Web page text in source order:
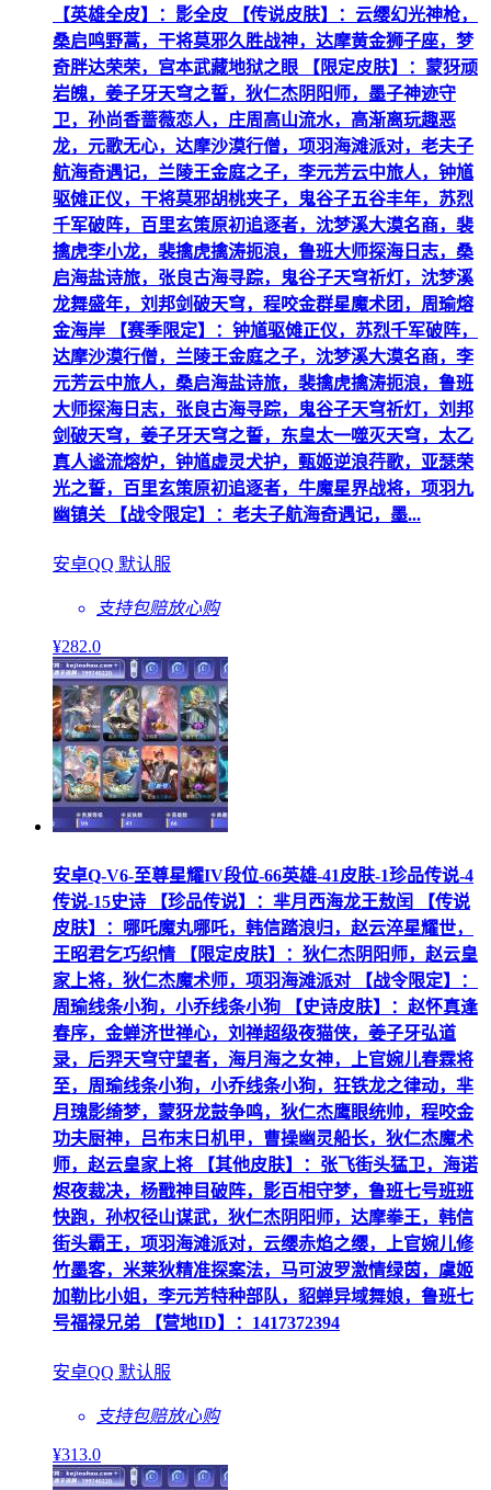
【英雄全皮】：影全皮 【传说皮肤】：云缨幻光神枪，
桑启鸣野蒿，干将莫邪久胜战神，达摩黄金狮子座，梦
奇胖达荣荣，宫本武藏地狱之眼 【限定皮肤】：蒙犽顽
岩魄，姜子牙天穹之誓，狄仁杰阴阳师，墨子神迹守
卫，孙尚香蔷薇恋人，庄周高山流水，高渐离玩趣恶
龙，元歌无心，达摩沙漠行僧，项羽海滩派对，老夫子
航海奇遇记，兰陵王金庭之子，李元芳云中旅人，钟馗
驱傩正仪，干将莫邪胡桃夹子，鬼谷子五谷丰年，苏烈
千军破阵，百里玄策原初追逐者，沈梦溪大漠名商，裴
擒虎李小龙，裴擒虎擒涛扼浪，鲁班大师探海日志，桑
启海盐诗旅，张良古海寻踪，鬼谷子天穹祈灯，沈梦溪
龙舞盛年，刘邦剑破天穹，程咬金群星魔术团，周瑜熔
金海岸 【赛季限定】：钟馗驱傩正仪，苏烈千军破阵，
达摩沙漠行僧，兰陵王金庭之子，沈梦溪大漠名商，李
元芳云中旅人，桑启海盐诗旅，裴擒虎擒涛扼浪，鲁班
大师探海日志，张良古海寻踪，鬼谷子天穹祈灯，刘邦
剑破天穹，姜子牙天穹之誓，东皇太一噬灭天穹，太乙
真人谧流熔炉，钟馗虚灵犬护，甄姬逆浪荇歌，亚瑟荣
光之誓，百里玄策原初追逐者，牛魔星界战将，项羽九
幽镇关 【战令限定】：老夫子航海奇遇记，墨...
安卓QQ 默认服
支持包赔放心购
¥282.0
安卓Q-V6-至尊星耀IV段位-66英雄-41皮肤-1珍品传说-4
传说-15史诗 【珍品传说】：芈月西海龙王敖闰 【传说
皮肤】：哪吒魔丸哪吒，韩信踏浪归，赵云淬星耀世，
王昭君乞巧织情 【限定皮肤】：狄仁杰阴阳师，赵云皇
家上将，狄仁杰魔术师，项羽海滩派对 【战令限定】：
周瑜线条小狗，小乔线条小狗 【史诗皮肤】：赵怀真逢
春序，金蝉济世禅心，刘禅超级夜猫侠，姜子牙弘道
录，后羿天穹守望者，海月海之女神，上官婉儿春霖将
至，周瑜线条小狗，小乔线条小狗，狂铁龙之律动，芈
月瑰影绮梦，蒙犽龙鼓争鸣，狄仁杰鹰眼统帅，程咬金
功夫厨神，吕布末日机甲，曹操幽灵船长，狄仁杰魔术
师，赵云皇家上将 【其他皮肤】：张飞街头猛卫，海诺
烬夜裁决，杨戬神目破阵，影百相守梦，鲁班七号班班
快跑，孙权径山谋武，狄仁杰阴阳师，达摩拳王，韩信
街头霸王，项羽海滩派对，云缨赤焰之缨，上官婉儿修
竹墨客，米莱狄精准探案法，马可波罗激情绿茵，虞姬
加勒比小姐，李元芳特种部队，貂蝉异域舞娘，鲁班七
号福禄兄弟 【营地ID】：1417372394
安卓QQ 默认服
支持包赔放心购
¥313.0